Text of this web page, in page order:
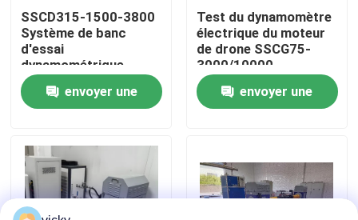
Contactez-nous
Nouvelles
Les affaires
Dynamomètre de couple
Dynamomètre à grande vitesse
SSCD315-1500-3800
Système de banc
d'essai
dynamométrique
électrique pour
moteur diesel 315kW
envoyer une
Test du dynamomètre
électrique du moteur
de drone SSCG75-
3000/10000
envoyer une